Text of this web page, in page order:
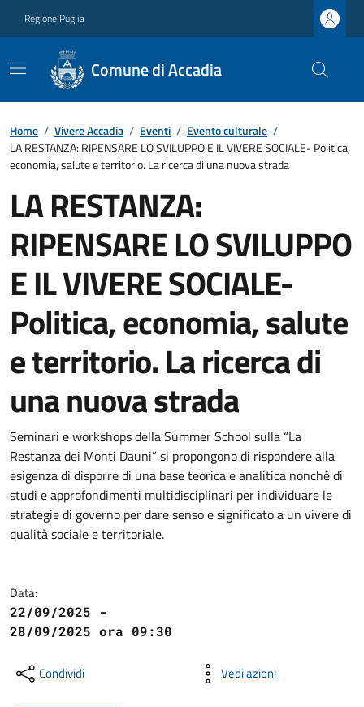
Regione Puglia
Comune di Accadia
Home / Vivere Accadia / Eventi / Evento culturale /
LA RESTANZA: RIPENSARE LO SVILUPPO E IL VIVERE SOCIALE- Politica,
economia, salute e territorio. La ricerca di una nuova strada
LA RESTANZA:
RIPENSARE LO SVILUPPO
E IL VIVERE SOCIALE-
Politica, economia, salute
e territorio. La ricerca di
una nuova strada
Seminari e workshops della Summer School sulla “La
Restanza dei Monti Dauni” si propongono di rispondere alla
esigenza di disporre di una base teorica e analitica nonché di
studi e approfondimenti multidisciplinari per individuare le
strategie di governo per dare senso e significato a un vivere di
qualità sociale e territoriale.
Data:
22/09/2025 -
28/09/2025 ora 09:30
Condividi Vedi azioni